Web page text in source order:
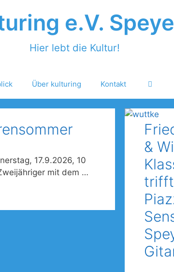
e.V.
Hier lebt die Kultur!
Über kulturing Kontakt
17.9.2026, 10
mit dem …
&
trifft